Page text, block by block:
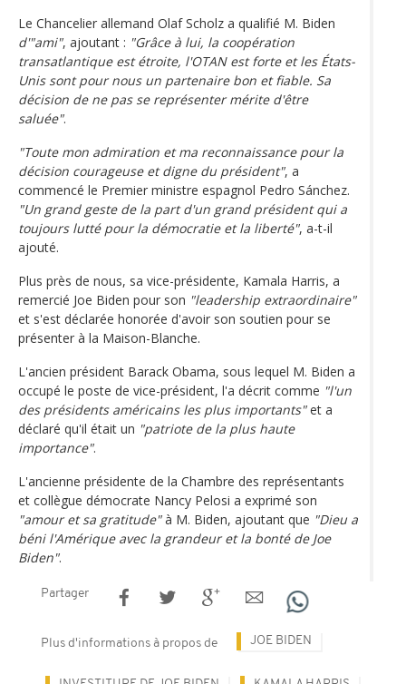
Le Chancelier allemand Olaf Scholz a qualifié M. Biden
d'"ami", ajoutant : "Grâce à lui, la coopération
transatlantique est étroite, l'OTAN est forte et les États-
Unis sont pour nous un partenaire bon et fiable. Sa
décision de ne pas se représenter mérite d'être
saluée".
"Toute mon admiration et ma reconnaissance pour la
décision courageuse et digne du président", a
commencé le Premier ministre espagnol Pedro Sánchez.
"Un grand geste de la part d'un grand président qui a
toujours lutté pour la démocratie et la liberté", a-t-il
ajouté.
Plus près de nous, sa vice-présidente, Kamala Harris, a
remercié Joe Biden pour son "leadership extraordinaire"
et s'est déclarée honorée d'avoir son soutien pour se
présenter à la Maison-Blanche.
L'ancien président Barack Obama, sous lequel M. Biden a
occupé le poste de vice-président, l'a décrit comme "l'un
des présidents américains les plus importants"et a
déclaré qu'il était un "patriote de la plus haute
importance".
L'ancienne présidente de la Chambre des représentants
et collègue démocrate Nancy Pelosi a exprimé son
"amour et sa gratitude"à M. Biden, ajoutant que "Dieu a
béni l'Amérique avec la grandeur et la bonté de Joe
Biden".
Partager
Plus d'informations à propos de JOE BIDEN